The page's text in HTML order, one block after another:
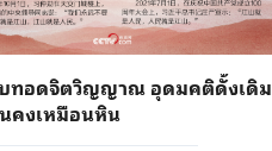
ทอดจิตวิญญาณ อุดมคติดั้งเดิม
คงเหมือนหิน